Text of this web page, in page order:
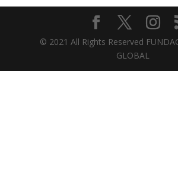
© 2021 All Rights Reserved
GLOBAL